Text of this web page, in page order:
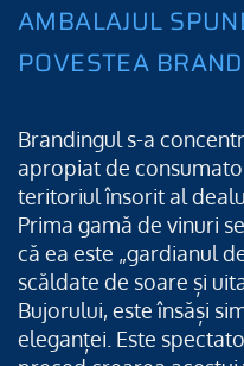
AMBALAJUL
POVESTEA
Brandingul s-a
apropiat de
teritoriul însorit al
Prima gamă de vinuri
că ea este „gardianul
scăldate de soare și
Bujorului, este însăși
eleganței. Este